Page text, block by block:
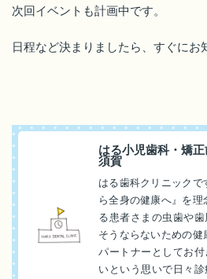
次回イベントも計画中です。
日程など決まりましたら、すぐに
はる小児歯科・矯
須賀
はる歯科クリニック
ら全身の健康へ』を
る患者さまの虫歯や歯
そうならないための
パートナーとしてお
いという思いで日々診